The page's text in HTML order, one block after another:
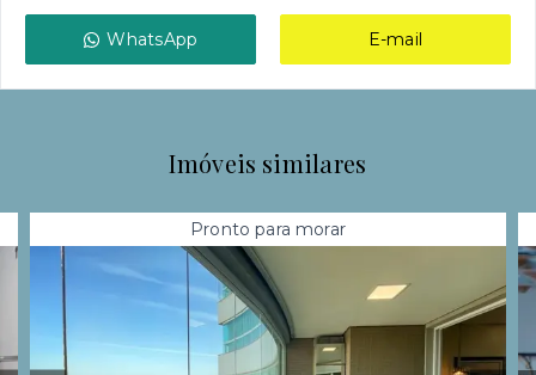
WhatsApp E-mail
Imóveis similares
Pronto para morar